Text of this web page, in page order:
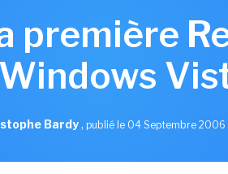
première
Bardy, publié le 04 Septembre 2006